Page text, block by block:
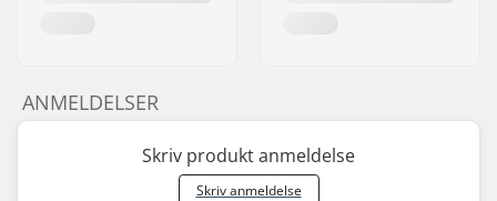
ANMELDELSER
Skriv produkt anmeldelse
Skriv anmeldelse